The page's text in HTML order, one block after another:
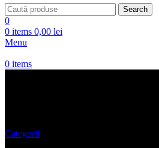
Search
0
0 items 0,00 lei
Menu
0 items
Categorii